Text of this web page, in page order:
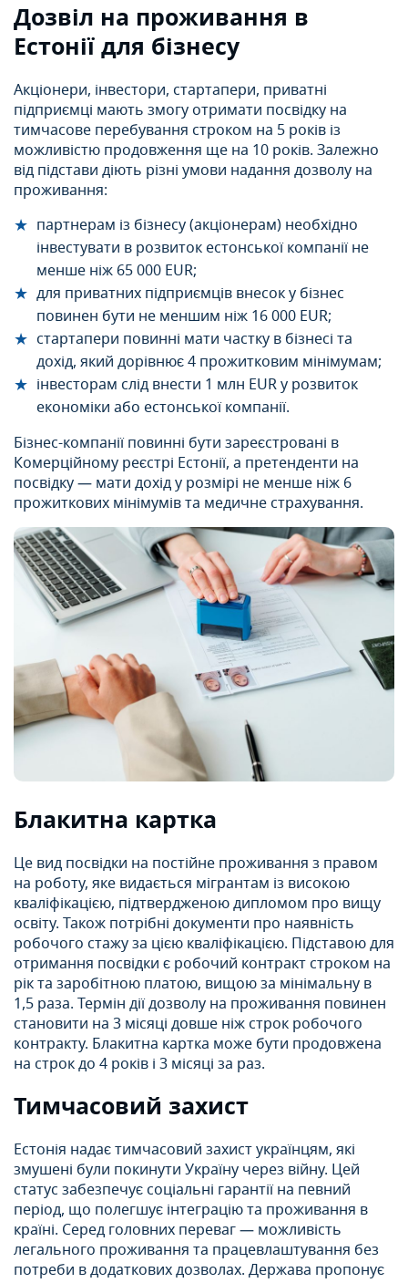
Дозвіл на проживання в
Естонії для бізнесу
Акціонери, інвестори, стартапери, приватні
підприємці мають змогу отримати посвідку на
тимчасове перебування строком на 5 років із
можливістю продовження ще на 10 років. Залежно
від підстави діють різні умови надання дозволу на
проживання:
партнерам із бізнесу (акціонерам) необхідно
інвестувати в розвиток естонської компанії не
менше ніж 65 000 EUR;
для приватних підприємців внесок у бізнес
повинен бути не меншим ніж 16 000 EUR;
стартапери повинні мати частку в бізнесі та
дохід, який дорівнює 4 прожитковим мінімумам;
інвесторам слід внести 1 млн EUR у розвиток
економіки або естонської компанії.
Бізнес-компанії повинні бути зареєстровані в
Комерційному реєстрі Естонії, а претенденти на
посвідку — мати дохід у розмірі не менше ніж 6
прожиткових мінімумів та медичне страхування.
Блакитна картка
Це вид посвідки на постійне проживання з правом
на роботу, яке видається мігрантам із високою
кваліфікацією, підтвердженою дипломом про вищу
освіту. Також потрібні документи про наявність
робочого стажу за цією кваліфікацією. Підставою для
отримання посвідки є робочий контракт строком на
рік та заробітною платою, вищою за мінімальну в
1,5 раза. Термін дії дозволу на проживання повинен
становити на 3 місяці довше ніж строк робочого
контракту. Блакитна картка може бути продовжена
на строк до 4 років і 3 місяці за раз.
Тимчасовий захист
Естонія надає тимчасовий захист українцям, які
змушені були покинути Україну через війну. Цей
статус забезпечує соціальні гарантії на певний
період, що полегшує інтеграцію та проживання в
країні. Серед головних переваг — можливість
легального проживання та працевлаштування без
потреби в додаткових дозволах. Держава пропонує